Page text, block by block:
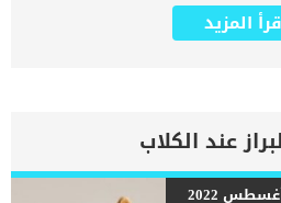
رغم أن الكالسيوم عنصر هام جدا لكل
اقرأ ايضا: هل تأكل القطط البيض؟ اذا
الليمفاويةارتعاش العضلاتوجود كتلة
الطبيب البيطرى لإصابة زيادة
تحافظ على الفحص السنوي لقطتك فمن
البيطرى. اقرا ايضا: علاج القطط
المزيد
عند الكلاب